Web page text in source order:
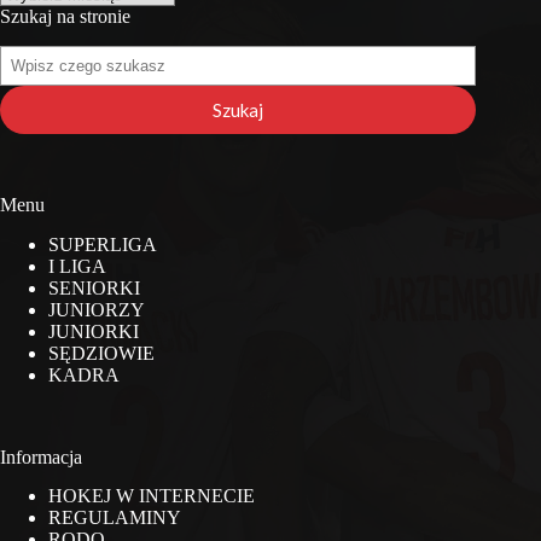
Szukaj na stronie
na
stronie
Szukaj
Menu
SUPERLIGA
I LIGA
SENIORKI
JUNIORZY
JUNIORKI
SĘDZIOWIE
KADRA
Informacja
HOKEJ W INTERNECIE
REGULAMINY